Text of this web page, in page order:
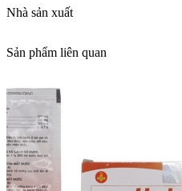
Nhà sản xuất
Sản phẩm liên quan